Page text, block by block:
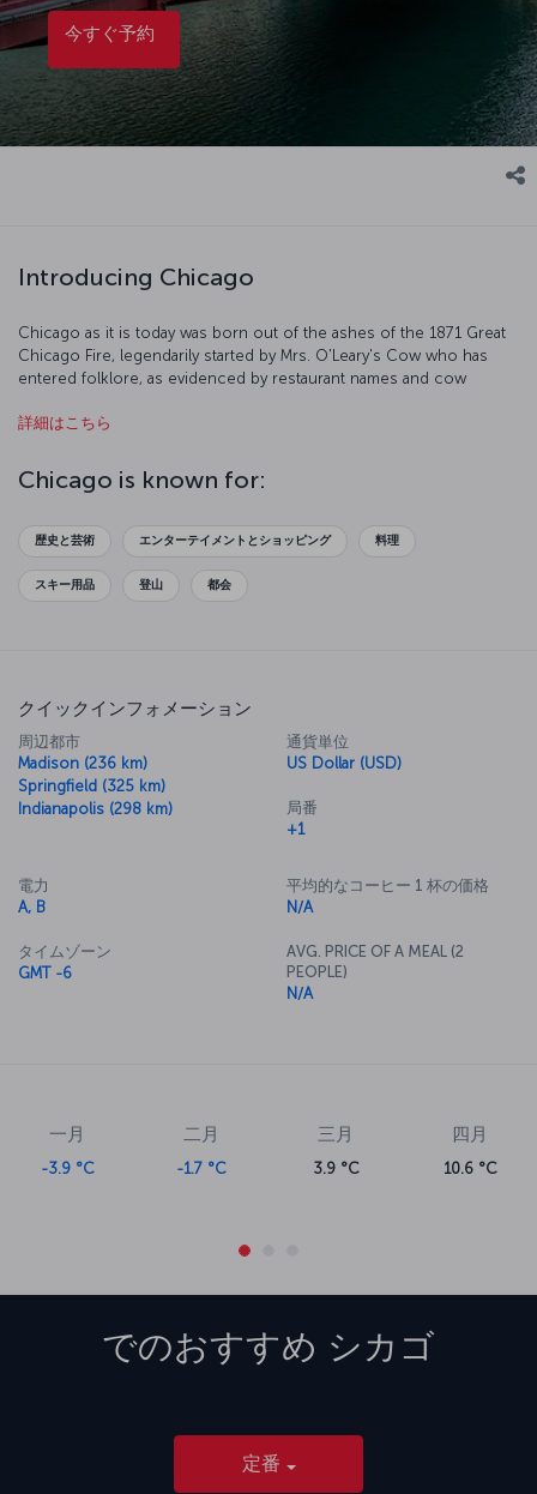
今すぐ予約
Introducing Chicago
Chicago as it is today was born out of the ashes of the 1871 Great
Chicago Fire, legendarily started by Mrs. O'Leary's Cow who has
entered folklore, as evidenced by restaurant names and cow
over Lake Michigan or amuse yourselves at Navy Pier on the lake.
and look out over the glass observation deck, and you will fall in
love with the art in Millennium Park. The aquarium is one of the best
scene, so make sure to take in a show at the Chicago Theater.
詳細はこちら
Chicago is known for:
歴史と芸術 エンターテイメントとショッピング 料理
スキー用品 登山 都会
クイックインフォメーション
周辺都市
Madison (236 km)
Springfield (325 km)
Indianapolis (298 km)
通貨単位
US Dollar (USD)
局番
+1
電力
A, B
タイムゾーン
GMT -6
平均的なコーヒー 1 杯の価格
N/A
AVG. PRICE OF A MEAL (2
PEOPLE)
N/A
一月
-3.9 °C
二月
-1.7 °C
三月
3.9 °C
四月
10.6 °C
でのおすすめ シカゴ
定番